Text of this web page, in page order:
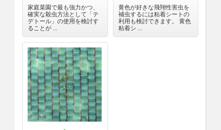
家庭菜園で最も強力かつ、
確実な殺虫方法として「テ
デトール」の使用を検討す
ることが ...
黄色が好きな飛翔性害虫を
補虫するには粘着シートの
利用も検討できます。 黄色
粘着シ ...